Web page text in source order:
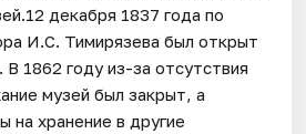
декабря 1837 года по
И.С. Тимирязева был открыт
В 1862 году из-за отсутствия
музей был закрыт, а
на хранение в другие